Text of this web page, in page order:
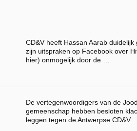
CD&V heeft Hassan Aarab duidelijk
zijn uitspraken op Facebook over
hier) onmogelijk door de …
De vertegenwoordigers van de
gemeenschap hebben besloten
leggen tegen de Antwerpse CD&V …